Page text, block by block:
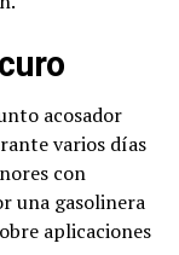
acosador
varios días
con
una gasolinera
aplicaciones